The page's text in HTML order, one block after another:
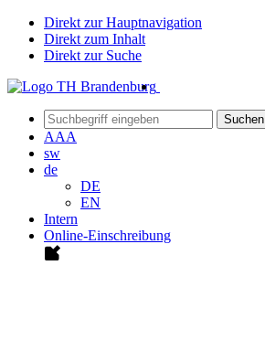
Direkt zur Hauptnavigation
Direkt zum Inhalt
Direkt zur Suche
Suchen
AAA
sw
de
DE
EN
Intern
Online-Einschreibung